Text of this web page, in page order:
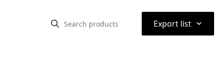
Export list ⌃